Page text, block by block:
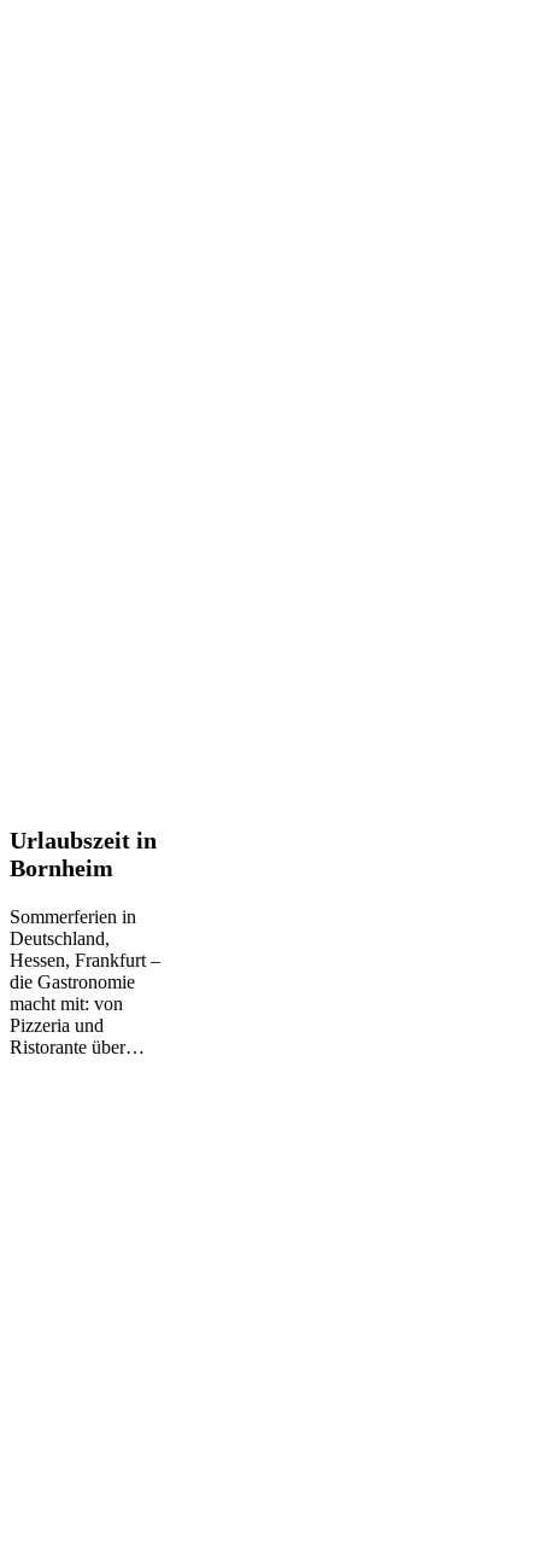
Urlaubszeit
in
Bornheim
Urlaubszeit in
Bornheim
Sommerferien in
Deutschland,
Hessen, Frankfurt –
die Gastronomie
macht mit: von
Pizzeria und
Ristorante über…